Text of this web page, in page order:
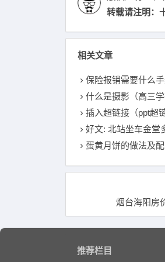
转载请注明：
相关文章
保险报销需要什么
什么是摄影（高三学
插入超链接（ppt超
好文: 北站坐车金堂
蛋黄月饼的做法及
烟台海阳房
推荐栏目